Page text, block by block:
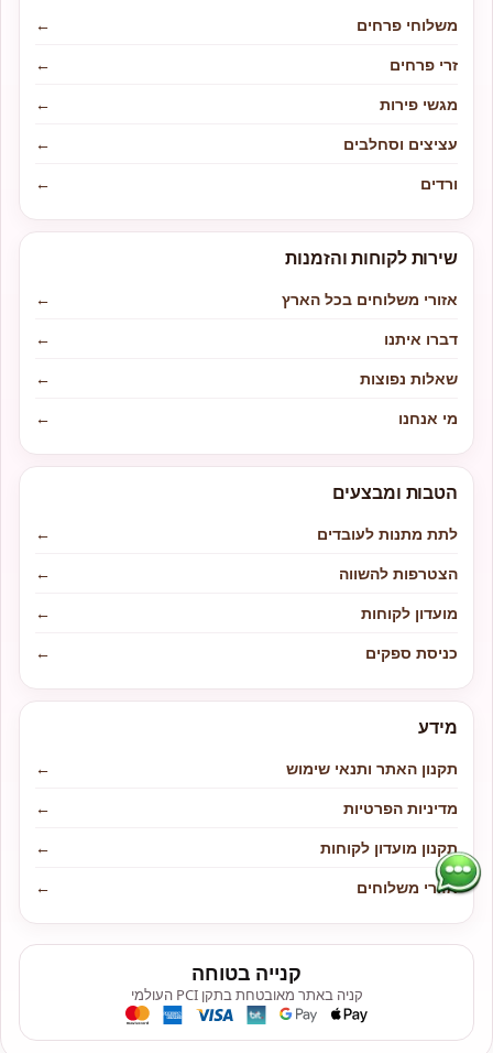
משלוחי פרחים
←
זרי פרחים
←
מגשי פירות
←
עציצים וסחלבים
←
ורדים
←
שירות לקוחות והזמנות
אזורי משלוחים בכל הארץ
←
דברו איתנו
←
שאלות נפוצות
←
מי אנחנו
←
הטבות ומבצעים
לתת מתנות לעובדים
←
הצטרפות להשווה
←
מועדון לקוחות
←
כניסת ספקים
←
מידע
תקנון האתר ותנאי שימוש
←
מדיניות הפרטיות
←
תקנון מועדון לקוחות
←
אזורי משלוחים
←
קנייה בטוחה
קניה באתר מאובטחת בתקן PCI העולמי